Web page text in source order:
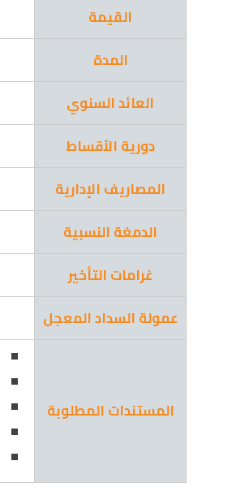
القيمة
المدة
العائد السنوي
دورية الأقساط
المصاريف الإدارية
الدمغة النسبية
غرامات التأخير
عمولة السداد المعجل
المستندات المطلوبة